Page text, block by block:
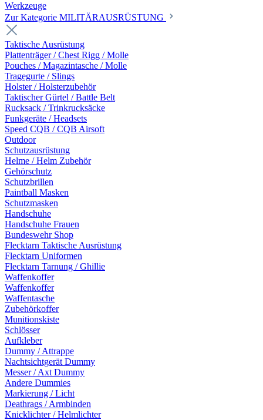
Werkzeuge
Zur Kategorie MILITÄRAUSRÜSTUNG
Taktische Ausrüstung
Plattenträger / Chest Rigg / Molle
Pouches / Magazintasche / Molle
Tragegurte / Slings
Holster / Holsterzubehör
Taktischer Gürtel / Battle Belt
Rucksack / Trinkrucksäcke
Funkgeräte / Headsets
Speed CQB / CQB Airsoft
Outdoor
Schutzausrüstung
Helme / Helm Zubehör
Gehörschutz
Schutzbrillen
Paintball Masken
Schutzmasken
Handschuhe
Handschuhe Frauen
Bundeswehr Shop
Flecktarn Taktische Ausrüstung
Flecktarn Uniformen
Flecktarn Tarnung / Ghillie
Waffenkoffer
Waffenkoffer
Waffentasche
Zubehörkoffer
Munitionskiste
Schlösser
Aufkleber
Dummy / Attrappe
Nachtsichtgerät Dummy
Messer / Axt Dummy
Andere Dummies
Markierung / Licht
Deathrags / Armbinden
Knicklichter / Helmlichter